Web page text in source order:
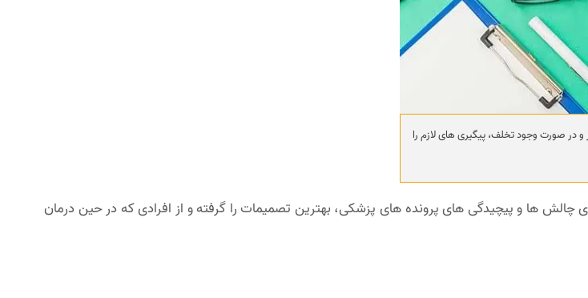
در صورت وجود تخلف، پیگیری های لازم را
چالش ها و پیچیدگی های پرونده های پزشکی، بهترین تصمیمات را گرفته و از افرادی که در حین درمان